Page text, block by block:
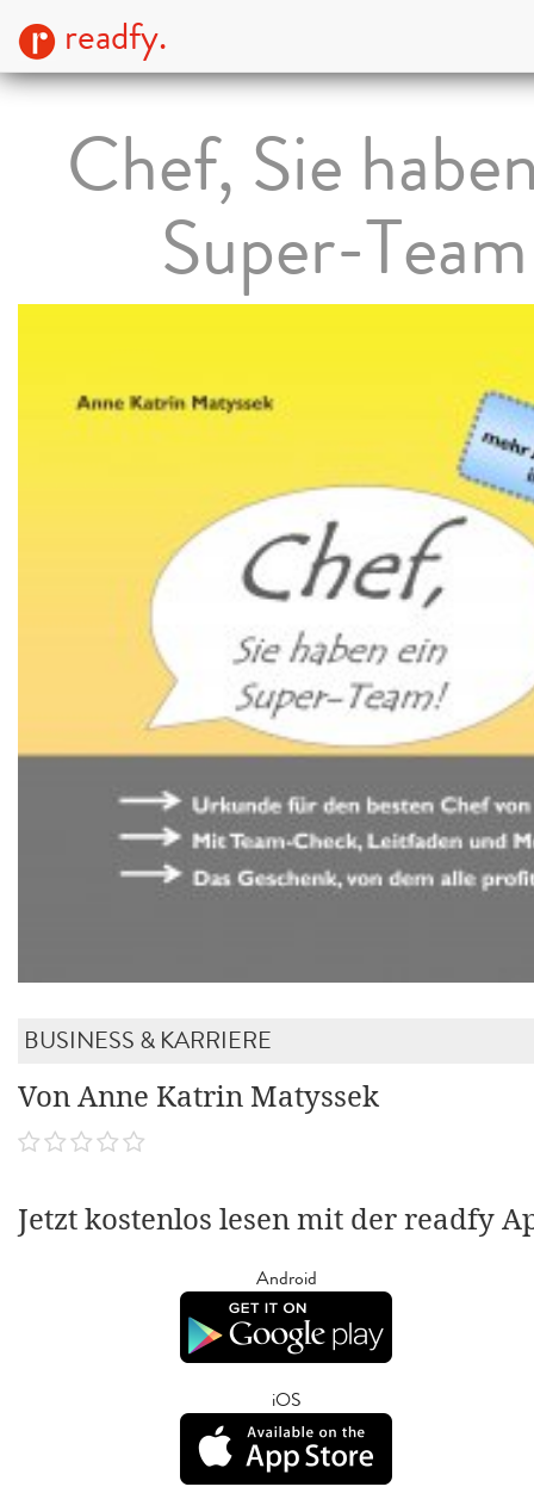
readfy.
Chef, Sie
Super-
BUSINESS & KARRIERE
Von Anne Katrin Matyssek
Jetzt kostenlos lesen mit der readfy
Android
iOS